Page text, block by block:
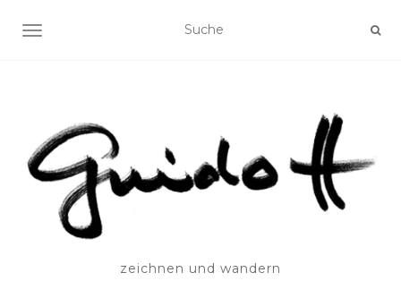
SCHALTE NAVIGATION
zeichnen und wandern